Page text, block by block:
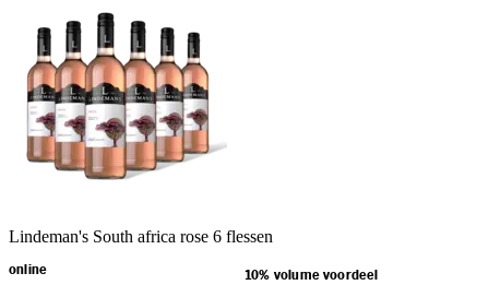
Lindeman's South africa rose 6 flessen
online 10% volume voordeel